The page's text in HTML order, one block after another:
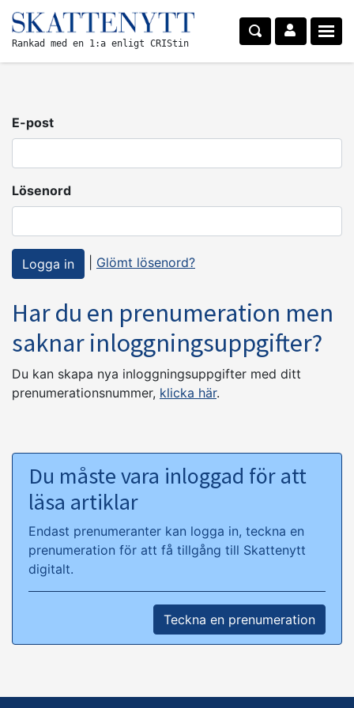
Rankad med en 1:a enligt CRIStin
E-post
Lösenord
Glömt lösenord?
Har du en prenumeration men
saknar inloggningsuppgifter?
Du kan skapa nya inloggningsuppgifter med ditt
prenumerationsnummer, klicka här.
Du måste vara inloggad för att
läsa artiklar
Endast prenumeranter kan logga in, teckna en
prenumeration för att få tillgång till Skattenytt
digitalt.
Teckna en prenumeration